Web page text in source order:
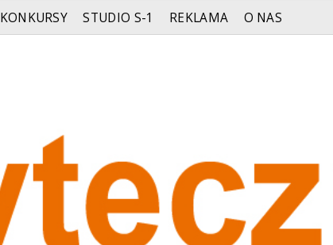
KONKURSY STUDIO S-1 REKLAMA O NAS